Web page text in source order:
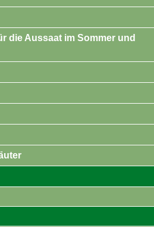
die Aussaat im Sommer und